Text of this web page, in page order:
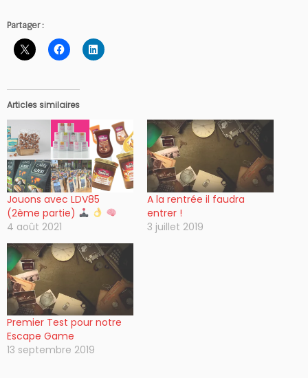
Partager :
Articles similaires
Jouons avec LDV85
(2ème partie)
4 août 2021
A la rentrée il faudra
entrer !
3 juillet 2019
Premier Test pour notre
Escape Game
13 septembre 2019